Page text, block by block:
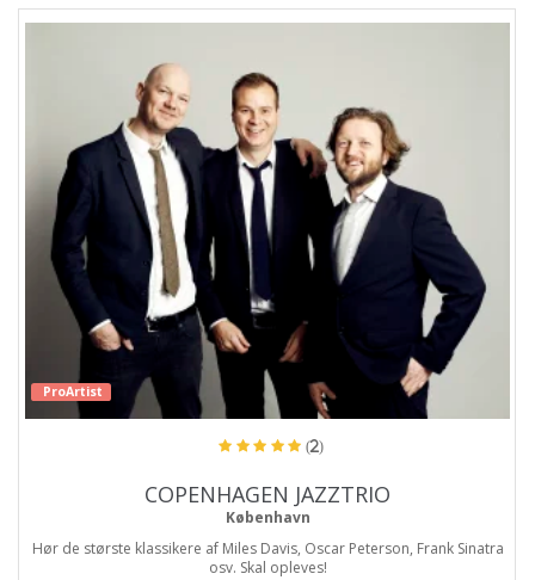
ProArtist
(2)
COPENHAGEN JAZZTRIO
København
Hør de største klassikere af Miles Davis, Oscar Peterson, Frank Sinatra
osv. Skal opleves!